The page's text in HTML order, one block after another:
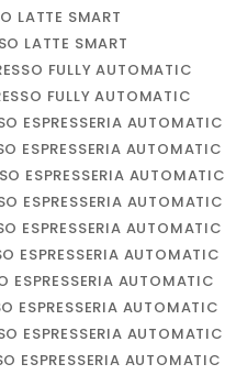
LATTE SMART
LATTE SMART
FULLY AUTOMATIC
FULLY AUTOMATIC
ESPRESSERIA AUTOMATIC
ESPRESSERIA AUTOMATIC
ESPRESSERIA AUTOMATIC
ESPRESSERIA AUTOMATIC
ESPRESSERIA AUTOMATIC
ESPRESSERIA AUTOMATIC
AUTOMATIC
ESPRESSERIA AUTOMATIC
ESPRESSERIA AUTOMATIC
ESPRESSERIA AUTOMATIC